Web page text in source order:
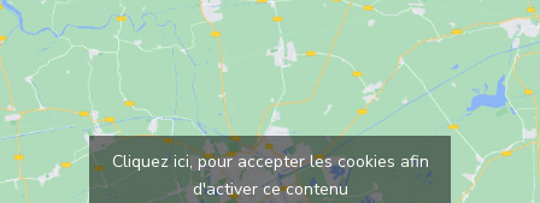
Cliquez ici, pour accepter les cookies afin
d'activer ce contenu